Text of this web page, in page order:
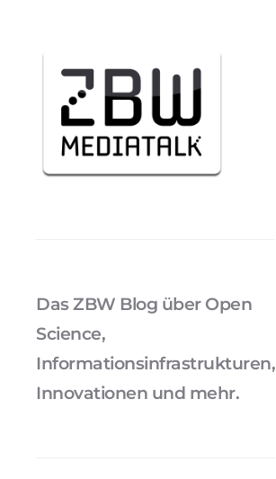
Das ZBW Blog über Open
Science,
Informationsinfrastrukturen,
Innovationen und mehr.